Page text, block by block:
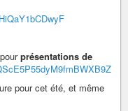
présentations de
pour cet été, et même